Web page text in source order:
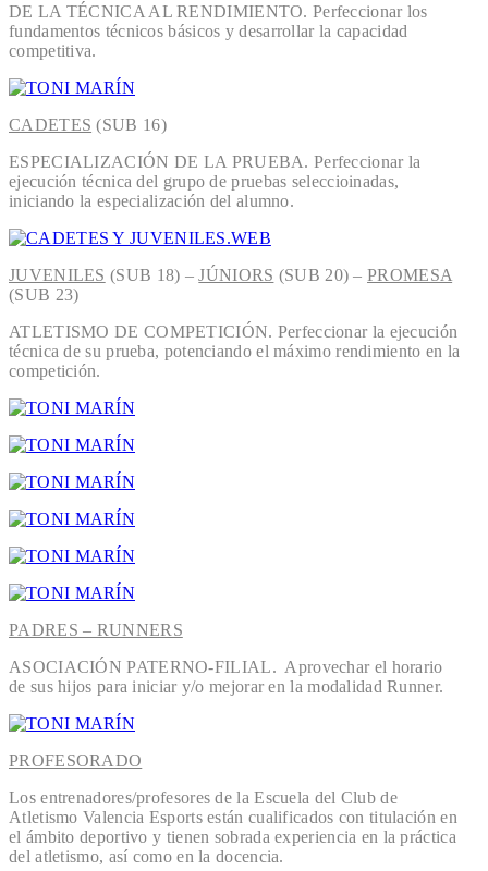
DE LA TÉCNICA AL RENDIMIENTO. Perfeccionar los
fundamentos técnicos básicos y desarrollar la capacidad
competitiva.
CADETES (SUB 16)
ESPECIALIZACIÓN DE LA PRUEBA. Perfeccionar la
ejecución técnica del grupo de pruebas seleccioinadas,
iniciando la especialización del alumno.
JUVENILES (SUB 18) –JÚNIORS (SUB 20) –PROMESA
(SUB 23)
ATLETISMO DE COMPETICIÓN. Perfeccionar la ejecución
técnica de su prueba, potenciando el máximo rendimiento en la
competición.
PADRES – RUNNERS
ASOCIACIÓN PATERNO-FILIAL. Aprovechar el horario
de sus hijos para iniciar y/o mejorar en la modalidad Runner.
PROFESORADO
Los entrenadores/profesores de la Escuela del Club de
Atletismo Valencia Esports están cualificados con titulación en
el ámbito deportivo y tienen sobrada experiencia en la práctica
del atletismo, así como en la docencia.